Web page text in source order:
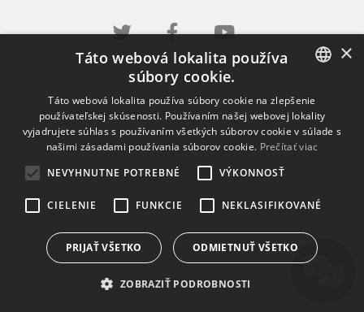
ENGLISH
BULGARIAN
CROATIAN
CZECH
DANISH
DUTCH
ESTONIAN
×
Táto webová lokalita používa
súbory cookie.
Táto webová lokalita používa súbory cookie na zlepšenie
používateľskej skúsenosti. Používaním našej webovej lokality
vyjadrujete súhlas s používaním všetkých súborov cookie v súlade s
našimi zásadami používania súborov cookie. Prečítať viac
NEVYHNUTNE POTREBNÉ
VÝKONNOSŤ
CIELENIE FUNKCIE NEKLASIFIKOVANÉ
PRIJAŤ VŠETKO ODMIETNUŤ VŠETKO
ZOBRAZIŤ PODROBNOSTI